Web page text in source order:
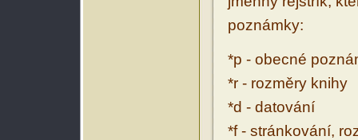
poznámky:
*p - obecné
*r - rozměry knihy
*d - datování
*f - stránkování,